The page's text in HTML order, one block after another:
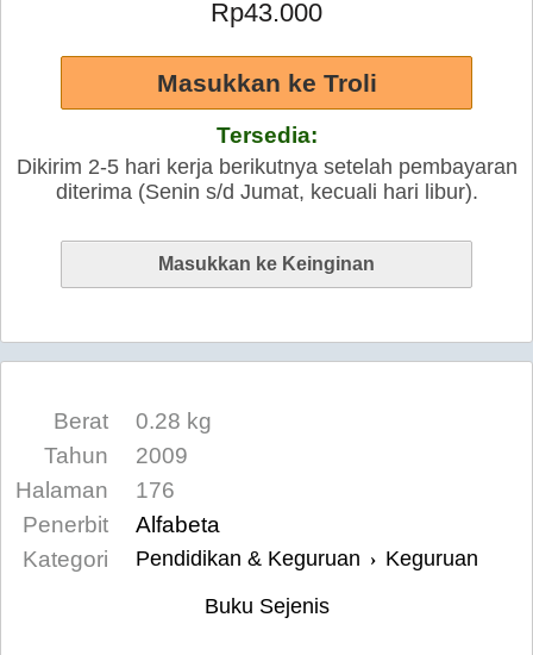
Rp43.000
Tersedia:
Dikirim 2-5 hari kerja berikutnya setelah pembayaran
diterima (Senin s/d Jumat, kecuali hari libur).
Berat
0.28 kg
Tahun
2009
Halaman
176
Penerbit
Alfabeta
Kategori
Pendidikan & Keguruan › Keguruan
Buku Sejenis